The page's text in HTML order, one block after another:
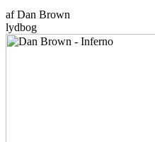
af Dan Brown
lydbog